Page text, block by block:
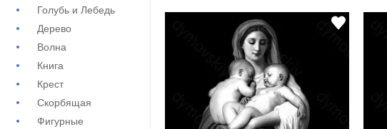
Голубь и Лебедь
Дерево
Волна
Книга
Крест
Скорбящая
Фигурные